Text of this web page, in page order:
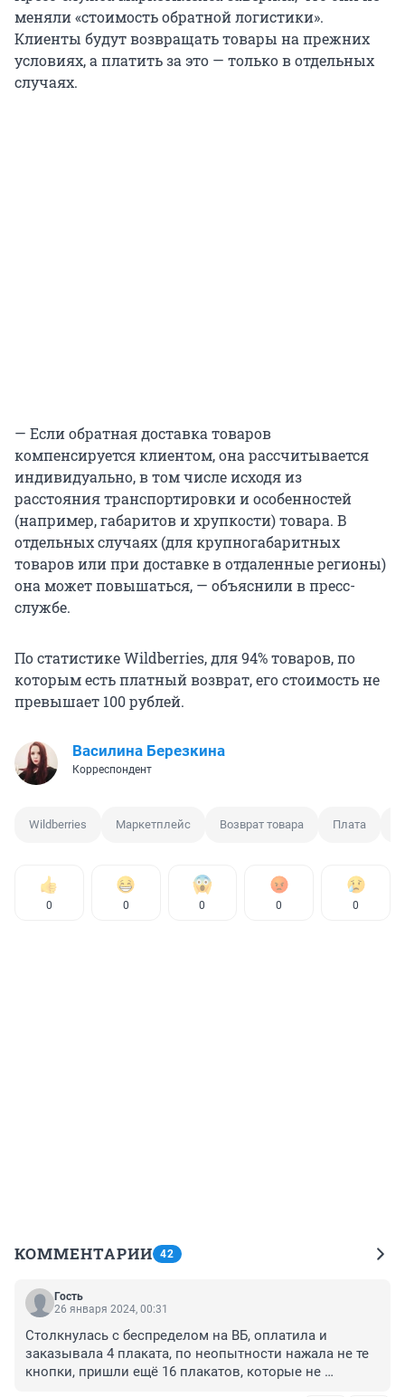
меняли «стоимость обратной логистики».
Клиенты будут возвращать товары на прежних
условиях, а платить за это — только в отдельных
случаях.
— Если обратная доставка товаров
компенсируется клиентом, она рассчитывается
индивидуально, в том числе исходя из
расстояния транспортировки и особенностей
(например, габаритов и хрупкости) товара. В
отдельных случаях (для крупногабаритных
товаров или при доставке в отдаленные регионы)
она может повышаться, — объяснили в пресс-
службе.
По статистике Wildberries, для 94% товаров, по
которым есть платный возврат, его стоимость не
превышает 100 рублей.
Василина Березкина
Корреспондент
Wildberries Маркетплейс Возврат товара Плата
0 0 0 0 0
КОММЕНТАРИИ 42
Гость
26 января 2024, 00:31
Столкнулась с беспределом на ВБ, оплатила и
заказывала 4 плаката, по неопытности нажала не те
кнопки, пришли ещё 16 плакатов, которые не